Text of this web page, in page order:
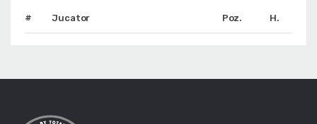
# Jucator Poz. H.